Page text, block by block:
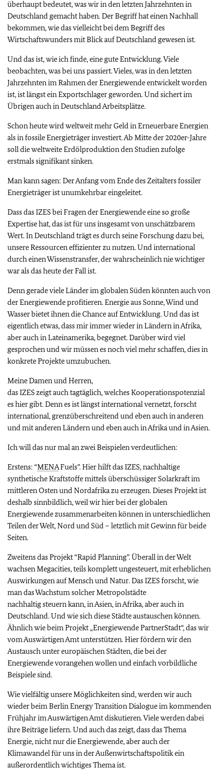
überhaupt bedeutet, was wir in den letzten Jahrzehnten in
Deutschland gemacht haben. Der Begriff hat einen Nachhall
bekommen, wie das vielleicht bei dem Begriff des
Wirtschaftswunders mit Blick auf Deutschland gewesen ist.
Und das ist, wie ich finde, eine gute Entwicklung. Viele
beobachten, was bei uns passiert. Vieles, was in den letzten
Jahrzehnten im Rahmen der Energiewende entwickelt worden
ist, ist längst ein Exportschlager geworden. Und sichert im
Übrigen auch in Deutschland Arbeitsplätze.
Schon heute wird weltweit mehr Geld in Erneuerbare Energien
als in fossile Energieträger investiert. Ab Mitte der 2020er-Jahre
soll die weltweite Erdölproduktion den Studien zufolge
erstmals signifikant sinken.
Man kann sagen: Der Anfang vom Ende des Zeitalters fossiler
Energieträger ist unumkehrbar eingeleitet.
Dass das IZES bei Fragen der Energiewende eine so große
Expertise hat, das ist für uns insgesamt von unschätzbarem
Wert. In Deutschland trägt es durch seine Forschung dazu bei,
unsere Ressourcen effizienter zu nutzen. Und international
durch einen Wissenstransfer, der wahrscheinlich nie wichtiger
war als das heute der Fall ist.
Denn gerade viele Länder im globalen Süden könnten auch von
der Energiewende profitieren. Energie aus Sonne, Wind und
Wasser bietet ihnen die Chance auf Entwicklung. Und das ist
eigentlich etwas, dass mir immer wieder in Ländern in Afrika,
aber auch in Lateinamerika, begegnet. Darüber wird viel
gesprochen und wir müssen es noch viel mehr schaffen, dies in
konkrete Projekte umzubuchen.
Meine Damen und Herren,
das IZES zeigt auch tagtäglich, welches Kooperationspotenzial
es hier gibt. Denn es ist längst international vernetzt, forscht
international, grenzüberschreitend und eben auch in anderen
und mit anderen Ländern und eben auch in Afrika und in Asien.
Ich will das nur mal an zwei Beispielen verdeutlichen:
Erstens: “MENAFuels”.Hier hilft das IZES, nachhaltige
synthetische Kraftstoffe mittels überschüssiger Solarkraft im
mittleren Osten und Nordafrika zu erzeugen. Dieses Projekt ist
deshalb sinnbildlich, weil wir hier bei der globalen
Energiewende zusammenarbeiten können in unterschiedlichen
Teilen der Welt, Nord und Süd – letztlich mit Gewinn für beide
Seiten.
Zweitens das Projekt“Rapid Planning”.Überall in der Welt
wachsen Megacities, teils komplett ungesteuert, mit erheblichen
Auswirkungen auf Mensch und Natur. Das IZES forscht, wie
man das Wachstum solcher Metropolstädte
nachhaltig steuern kann, in Asien, in Afrika, aber auch in
Deutschland. Und wie sich diese Städte austauschen können.
Ähnlich wie beim Projekt „Energiewende PartnerStadt“, das wir
vom Auswärtigen Amt unterstützen. Hier fördern wir den
Austausch unter europäischen Städten, die bei der
Energiewende vorangehen wollen und einfach vorbildliche
Beispiele sind.
Wie vielfältig unsere Möglichkeiten sind, werden wir auch
wieder beim Berlin Energy Transition Dialogue im kommenden
Frühjahr im Auswärtigen Amt diskutieren. Viele werden dabei
ihre Beiträge liefern. Und auch das zeigt, dass das Thema
Energie, nicht nur die Energiewende, aber auch der
Klimawandel für uns in der Außenwirtschaftspolitik ein
außerordentlich wichtiges Thema ist.